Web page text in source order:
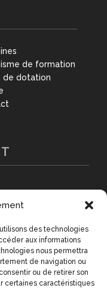
des technologies
aux informations
nous permettra
de navigation ou
ou de retirer son
certaines caractéristiques
de formation
de dotation